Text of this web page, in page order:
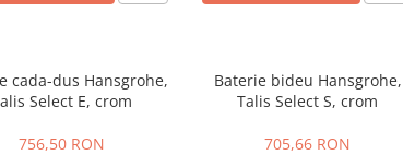
cada-dus Hansgrohe,
Select E, crom
756,50 RON
Baterie bideu Hansgrohe,
Talis Select S, crom
705,66 RON